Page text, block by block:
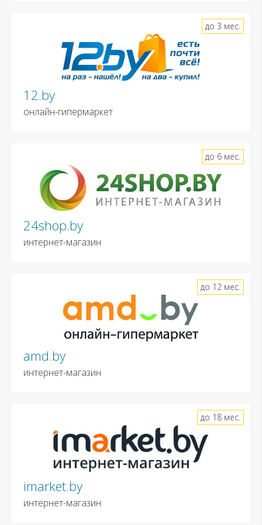
12.by
онлайн-гипермаркет
до 3 мес.
24shop.by
интернет-магазин
до 6 мес.
amd.by
интернет-магазин
до 12 мес.
imarket.by
интернет-магазин
до 18 мес.